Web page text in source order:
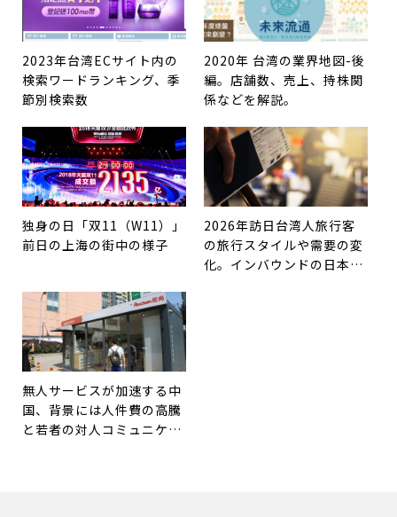
2023年台湾ECサイト内の
検索ワードランキング、季
節別検索数
2020年 台湾の業界地図-後
編。店舗数、売上、持株関
係などを解説。
独身の日「双11（W11）」
前日の上海の街中の様子
2026年訪日台湾人旅行客
の旅行スタイルや需要の変
化。インバウンドの日本旅
無人サービスが加速する中
国、背景には人件費の高騰
と若者の対人コミュニケー